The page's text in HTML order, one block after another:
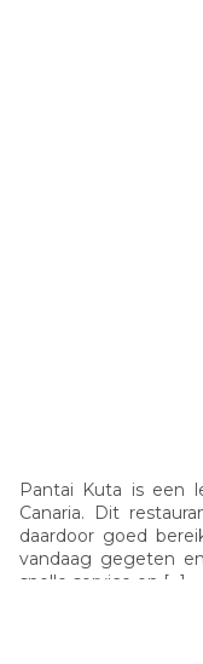
Pantai Kuta is een
Canaria. Dit
daardoor goed
vandaag gegeten
snelle service en […]